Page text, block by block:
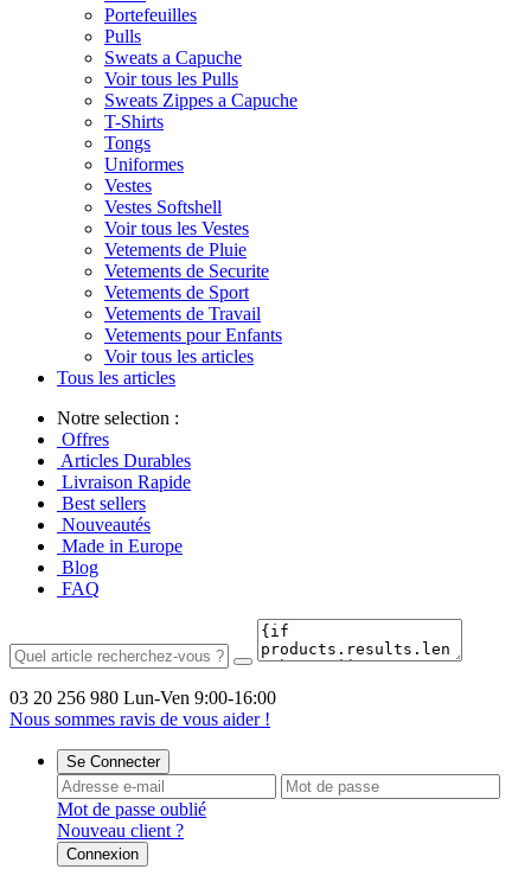
Portefeuilles
Pulls
Sweats a Capuche
Voir tous les Pulls
Sweats Zippes a Capuche
T-Shirts
Tongs
Uniformes
Vestes
Vestes Softshell
Voir tous les Vestes
Vetements de Pluie
Vetements de Securite
Vetements de Sport
Vetements de Travail
Vetements pour Enfants
Voir tous les articles
Tous les articles
Notre selection :
Offres
Articles Durables
Livraison Rapide
Best sellers
Nouveautés
Made in Europe
Blog
FAQ
03 20 256 980 Lun-Ven 9:00-16:00
Nous sommes ravis de vous aider !
Se Connecter
Mot de passe oublié
Nouveau client ?
Connexion